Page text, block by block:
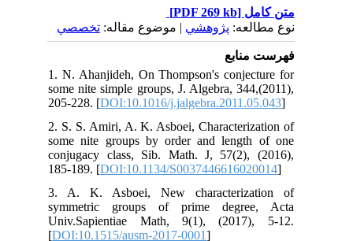
متن کامل[PDF 269 kb]
نوع مطالعه:پژوهشي| موضوع مقاله:تخصصي
فهرست منابع
1. N. Ahanjideh, On Thompson's conjecture for
some nite simple groups, J. Algebra, 344,(2011),
205-228. [DOI:10.1016/j.jalgebra.2011.05.043
2. S. S. Amiri, A. K. Asboei, Characterization of
some nite groups by order and length of one
conjugacy class, Sib. Math. J, 57(2), (2016),
185-189. [DOI:10.1134/S0037446616020014
3. A. K. Asboei, New characterization of
symmetric groups of prime degree, Acta
Univ.Sapientiae Math, 9(1), (2017), 5-12.
[DOI:10.1515/ausm-2017-0001